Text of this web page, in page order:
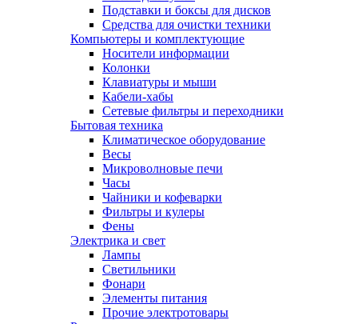
Подставки и боксы для дисков
Средства для очистки техники
Компьютеры и комплектующие
Носители информации
Колонки
Клавиатуры и мыши
Кабели-хабы
Сетевые фильтры и переходники
Бытовая техника
Климатическое оборудование
Весы
Микроволновые печи
Часы
Чайники и кофеварки
Фильтры и кулеры
Фены
Электрика и свет
Лампы
Светильники
Фонари
Элементы питания
Прочие электротовары